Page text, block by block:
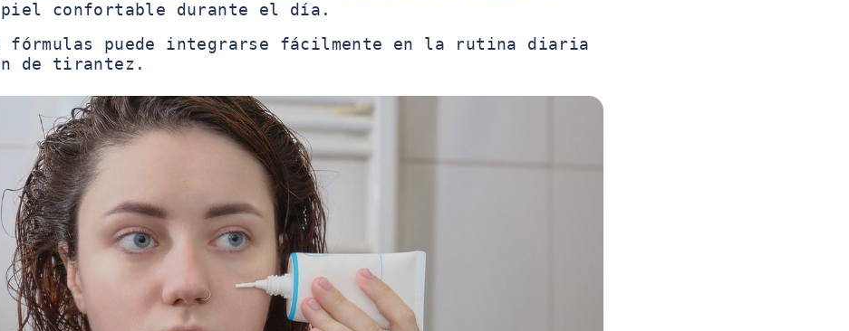
piel confortable durante el día.
fórmulas puede integrarse fácilmente en la rutina diaria
de tirantez.